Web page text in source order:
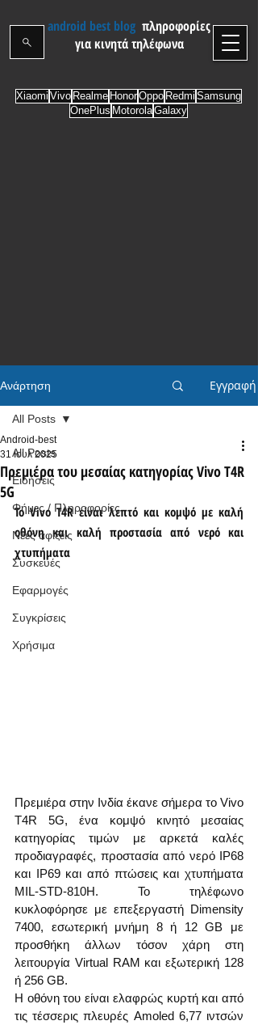
android best blog πληροφορίες
για κινητά τηλέφωνα
Xiaomi Vivo Realme HonorOppo Redmi Samsung
OnePlus MotorolaGalaxy
Ανάρτηση Εγγραφή
All Posts
Ειδήσεις
Φήμες / Πληροφορίες
Νέες αφίξεις
Συσκευές
Εφαρμογές
Συγκρίσεις
Χρήσιμα
All Posts
Πρεμιέρα του μεσαίας κατηγορίας Vivo T4R
5G
Android-best
31 Ιουλ 2025
Το Vivo T4R είναι λεπτό και κομψό με καλή
οθόνη και καλή προστασία από νερό και
χτυπήματα
Πρεμιέρα στην Ινδία έκανε σήμερα το Vivo
T4R 5G, ένα κομψό κινητό μεσαίας
κατηγορίας τιμών με αρκετά καλές
προδιαγραφές, προστασία από νερό IP68
και IP69 και από πτώσεις και χτυπήματα
MIL-STD-810H. Το τηλέφωνο
κυκλοφόρησε με επεξεργαστή Dimensity
7400, εσωτερική μνήμη 8 ή 12 GB με
προσθήκη άλλων τόσον χάρη στη
λειτουργία Virtual RAM και εξωτερική 128
ή 256 GB.
Η οθόνη του είναι ελαφρώς κυρτή και από
τις τέσσερις πλευρές Amoled 6,77 ιντσών